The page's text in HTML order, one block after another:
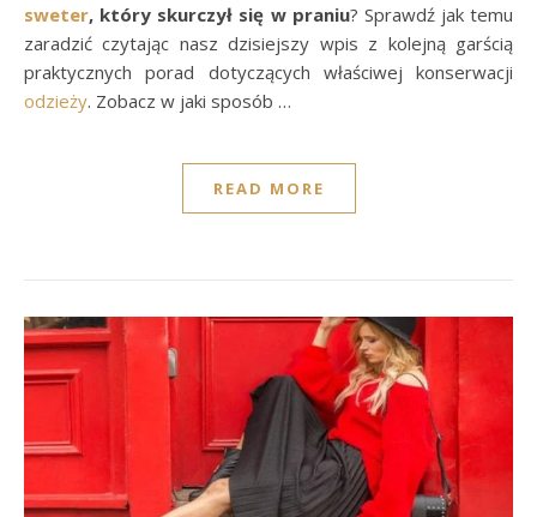
sweter, który skurczył się w praniu? Sprawdź jak temu
zaradzić czytając nasz dzisiejszy wpis z kolejną garścią
praktycznych porad dotyczących właściwej konserwacji
odzieży. Zobacz w jaki sposób …
READ MORE